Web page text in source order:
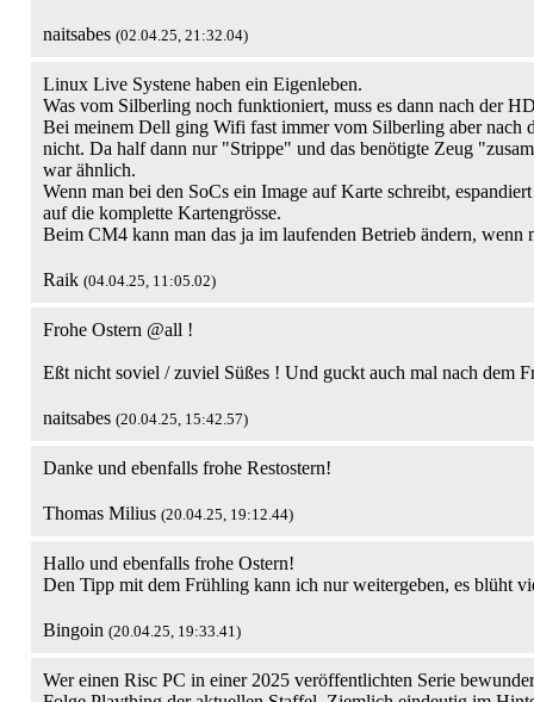
naitsabes (02.04.25, 21:32.04)
Linux Live Systene haben ein Eigenleben.
Was vom Silberling noch funktioniert, muss es dann nach der
Bei meinem Dell ging Wifi fast immer vom Silberling aber nach
nicht. Da half dann nur "Strippe" und das benötigte Zeug
war ähnlich.
Wenn man bei den SoCs ein Image auf Karte schreibt,
auf die komplette Kartengrösse.
Beim CM4 kann man das ja im laufenden Betrieb ändern, wenn
Raik (04.04.25, 11:05.02)
Frohe Ostern @all !
Eßt nicht soviel / zuviel Süßes ! Und guckt auch mal nach dem
naitsabes (20.04.25, 15:42.57)
Danke und ebenfalls frohe Restostern!
Thomas Milius (20.04.25, 19:12.44)
Hallo und ebenfalls frohe Ostern!
Den Tipp mit dem Frühling kann ich nur weitergeben, es blüht
Bingoin (20.04.25, 19:33.41)
Wer einen Risc PC in einer 2025 veröffentlichten Serie